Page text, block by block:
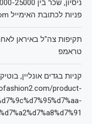
פניות לכתובת האימייל allwhatyouneed2024@gmail.com
תקיפות צה"ל באיראן
טראמפ
קניות בגדים אונליין,
product-